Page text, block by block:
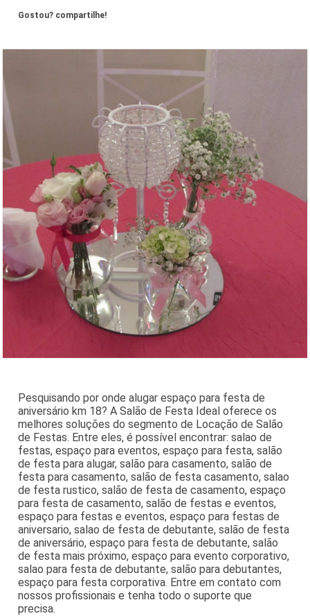
Gostou? compartilhe!
Pesquisando por onde alugar espaço para festa de
aniversário km 18? A Salão de Festa Ideal oferece os
melhores soluções do segmento de Locação de Salão
de Festas. Entre eles, é possível encontrar: salao de
festas, espaço para eventos, espaço para festa, salão
de festa para alugar, salão para casamento, salão de
festa para casamento, salão de festa casamento, salao
de festa rustico, salão de festa de casamento, espaço
para festa de casamento, salão de festas e eventos,
espaço para festas e eventos, espaço para festas de
aniversario, salao de festa de debutante, salão de festa
de aniversário, espaço para festa de debutante, salão
de festa mais próximo, espaço para evento corporativo,
salao para festa de debutante, salão para debutantes,
espaço para festa corporativa. Entre em contato com
nossos profissionais e tenha todo o suporte que
precisa.